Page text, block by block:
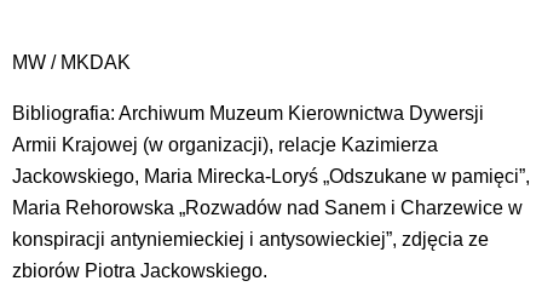
MW / MKDAK
Bibliografia: Archiwum Muzeum Kierownictwa Dywersji
Armii Krajowej (w organizacji), relacje Kazimierza
Jackowskiego, Maria Mirecka-Loryś „Odszukane w pamięci”,
Maria Rehorowska „Rozwadów nad Sanem i Charzewice w
konspiracji antyniemieckiej i antysowieckiej”, zdjęcia ze
zbiorów Piotra Jackowskiego.